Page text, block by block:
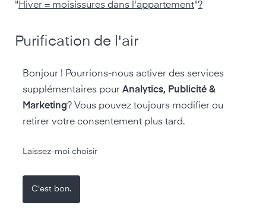
"Hiver = moisissures dans l'appartement"?
Purification de l'air
des filtres, diverses plantes vertes contribuent
également à améliorer la qualité de l'air. Certaines
espèces végétales peuvent même purifier l'air des
polluants et filtrer des substances comme le
cadre de différents tests pratiques, nous avons
déterminé, à l'aide de notre appareil de mesure de
Bonjour ! Pourrions-nous activer des services
supplémentaires pour Analytics, Publicité &
Marketing? Vous pouvez toujours modifier ou
retirer votre consentement plus tard.
Laissez-moi choisir
C'est bon.